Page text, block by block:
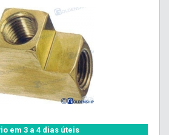
em 3 a 4 dias úteis